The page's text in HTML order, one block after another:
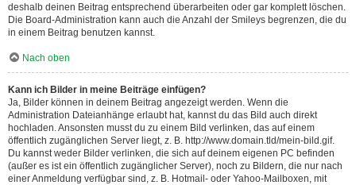
deshalb deinen Beitrag entsprechend überarbeiten oder gar komplett löschen.
Die Board-Administration kann auch die Anzahl der Smileys begrenzen, die du
in einem Beitrag benutzen kannst.
Nach oben
Kann ich Bilder in meine Beiträge einfügen?
Ja, Bilder können in deinem Beitrag angezeigt werden. Wenn die
Administration Dateianhänge erlaubt hat, kannst du das Bild auch direkt
hochladen. Ansonsten musst du zu einem Bild verlinken, das auf einem
öffentlich zugänglichen Server liegt, z. B. http://www.domain.tld/mein-bild.gif.
Du kannst weder Bilder verlinken, die sich auf deinem eigenen PC befinden
(außer es ist ein öffentlich zugänglicher Server), noch zu Bildern, die nur nach
einer Anmeldung verfügbar sind, z. B. Hotmail- oder Yahoo-Mailboxen, mit